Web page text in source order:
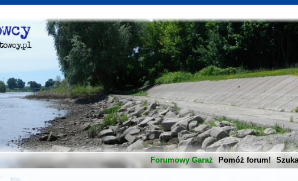
Forumowy Garaż Pomóż forum!